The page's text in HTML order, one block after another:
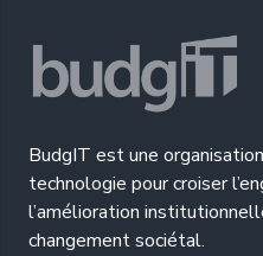
BudgIT est une
technologie pour croiser
l’amélioration
changement sociétal.